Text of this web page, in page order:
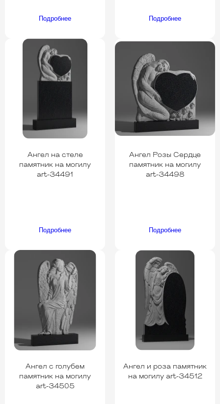
Подробнее Подробнее
Ангел на стеле
памятник на могилу
art-34491
Подробнее
Ангел Розы Сердце
памятник на могилу
art-34498
Подробнее
Ангел с голубем
памятник на могилу
art-34505
Ангел и роза памятник
на могилу art-34512